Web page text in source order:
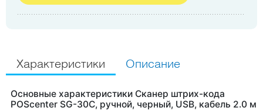
Характеристики Описание
Основные характеристики Сканер штрих-кода
POScenter SG-30C, ручной, черный, USB, кабель 2.0 м